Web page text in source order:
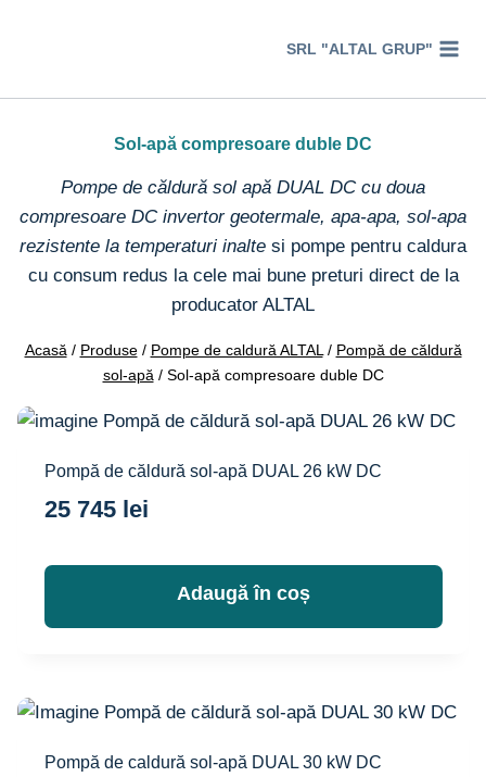
SRL "ALTAL GRUP"
Sol-apă compresoare duble DC
Pompe de căldură sol apă DUAL DC cu doua
compresoare DC invertor geotermale, apa-apa, sol-apa
rezistente la temperaturi inalte si pompe pentru caldura
cu consum redus la cele mai bune preturi direct de la
producator ALTAL
Acasă / Produse / Pompe de caldură ALTAL / Pompă de căldură
sol-apă / Sol-apă compresoare duble DC
Pompă de căldură sol-apă DUAL 26 kW DC
25 745 lei
Adaugă în coș
Pompă de caldură sol-apă DUAL 30 kW DC